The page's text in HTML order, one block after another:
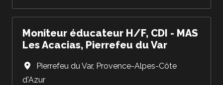
Moniteur éducateur H/F, CDI - MAS
Les Acacias, Pierrefeu du Var
Pierrefeu du Var, Provence-Alpes-Côte
d'Azur